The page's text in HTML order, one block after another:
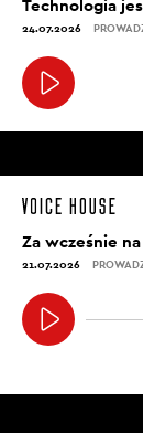
Technologia
24.07.2026
Za wcześnie
21.07.2026